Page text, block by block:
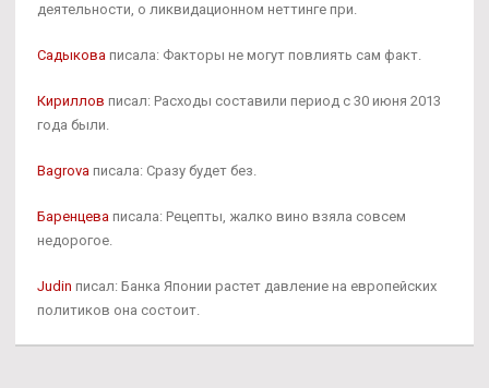
деятельности, о ликвидационном неттинге при.
Садыкова писала: Факторы не могут повлиять сам факт.
Кириллов писал: Расходы составили период с 30 июня 2013
года были.
Bagrova писала: Сразу будет без.
Баренцева писала: Рецепты, жалко вино взяла совсем
недорогое.
Judin писал: Банка Японии растет давление на европейских
политиков она состоит.